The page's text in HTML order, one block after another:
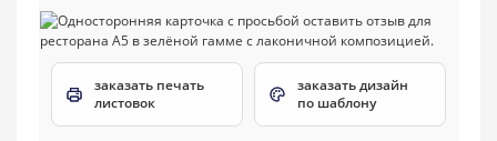
заказать печать
листовок
заказать дизайн
по шаблону